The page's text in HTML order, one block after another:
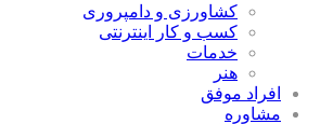
كشاورزی و دامپروری
كسب و كار اينترنتی
خدمات
هنر
افراد موفق
مشاوره